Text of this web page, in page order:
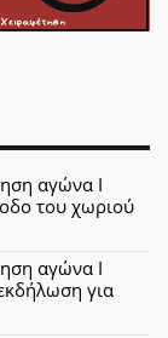
αγώνα Ι
του χωριού
αγώνα Ι
για